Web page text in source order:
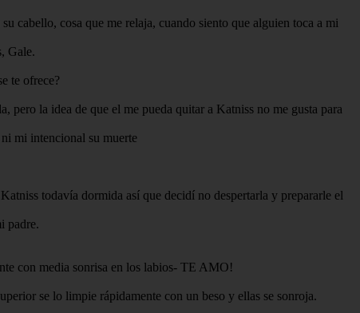
cabello, cosa que me relaja, cuando siento que alguien toca a mi
Gale.
te ofrece?
pero la idea de que el me pueda quitar a Katniss no me gusta para
mi intencional su muerte
todavía dormida así que decidí no despertarla y prepararle el
padre.
con media sonrisa en los labios- TE AMO!
se lo limpie rápidamente con un beso y ellas se sonroja.